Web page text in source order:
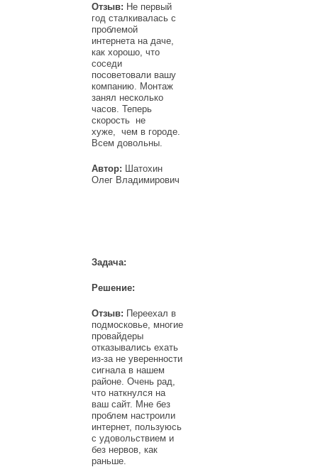
Отзыв: Не первый
год сталкивалась с
проблемой
интернета на даче,
как хорошо, что
соседи
посоветовали вашу
компанию. Монтаж
занял несколько
часов. Теперь
скорость не
хуже, чем в городе.
Всем довольны.
Автор: Шатохин
Олег Владимирович
Задача:
Решение:
Отзыв: Переехал в
подмосковье, многие
провайдеры
отказывались ехать
из-за не уверенности
сигнала в нашем
районе. Очень рад,
что наткнулся на
ваш сайт. Мне без
проблем настроили
интернет, пользуюсь
с удовольствием и
без нервов, как
раньше.